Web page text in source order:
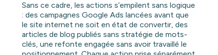
Sans ce cadre, les actions s’empilent sans logique
: des campagnes Google Ads lancées avant que
le site internet ne soit en état de convertir, des
articles de blog publiés sans stratégie de mots-
clés, une refonte engagée sans avoir travaillé le